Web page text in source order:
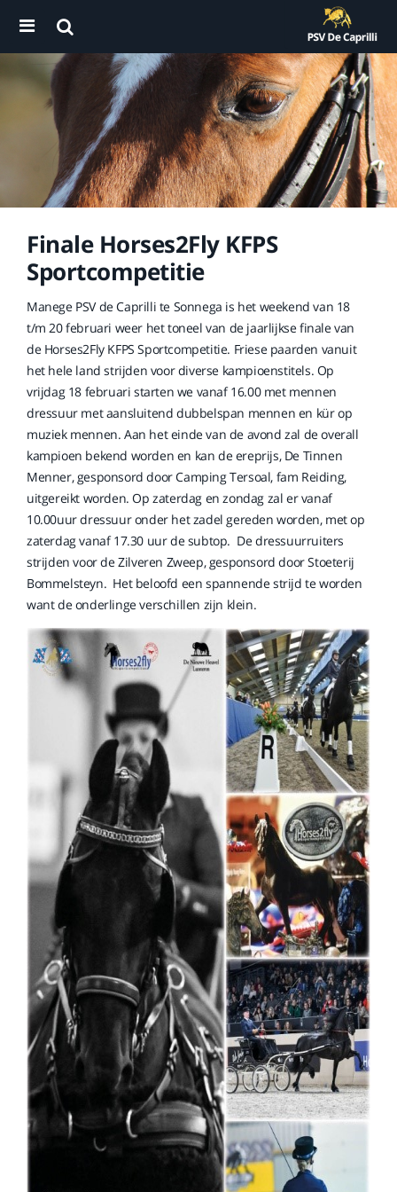
Finale Horses2Fly KFPS
Sportcompetitie
Manege PSV de Caprilli te Sonnega is het weekend van 18
t/m 20 februari weer het toneel van de jaarlijkse finale van
de Horses2Fly KFPS Sportcompetitie. Friese paarden vanuit
het hele land strijden voor diverse kampioenstitels. Op
vrijdag 18 februari starten we vanaf 16.00 met mennen
dressuur met aansluitend dubbelspan mennen en kür op
muziek mennen. Aan het einde van de avond zal de overall
kampioen bekend worden en kan de ereprijs, De Tinnen
Menner, gesponsord door Camping Tersoal, fam Reiding,
uitgereikt worden. Op zaterdag en zondag zal er vanaf
10.00uur dressuur onder het zadel gereden worden, met op
zaterdag vanaf 17.30 uur de subtop. De dressuurruiters
strijden voor de Zilveren Zweep, gesponsord door Stoeterij
Bommelsteyn. Het beloofd een spannende strijd te worden
want de onderlinge verschillen zijn klein.